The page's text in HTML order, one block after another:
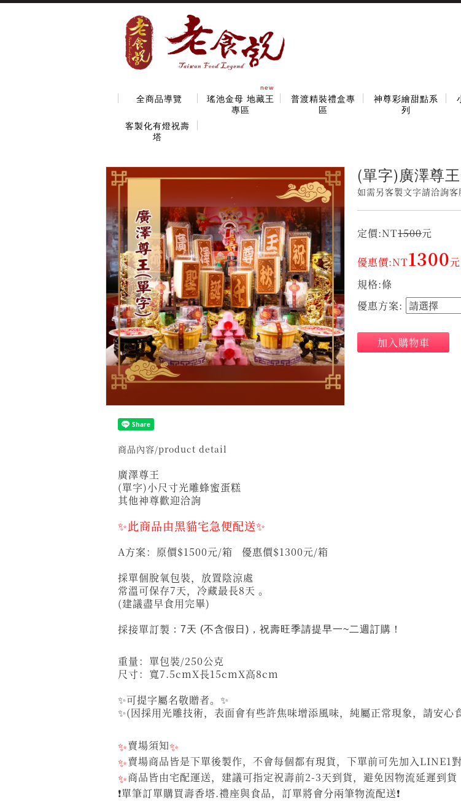
全商品導覽
new
瑤池金母 地藏王
專區
普渡精裝禮盒專
區
神尊彩繪甜點系
列
客製化有燈祝壽
塔
(單字)廣澤尊
如需另客製文字請洽詢客
定價:NT1500元
優惠價:NT1300元
規格:條
優惠方案:
加入購物車
商品內容/product detail
廣澤尊王
(單字)小尺寸光雕蜂蜜蛋糕
其他神尊歡迎洽詢
✨此商品由黑貓宅急便配送✨
A方案：原價$1500元/箱 優惠價$1300元/箱
採單個脫氧包裝，放置陰涼處
常溫可保存7天，冷藏最長8天 。
(建議盡早食用完畢)
採接單訂製 ：7天 (不含假日)，祝壽旺季請提早一~二週訂購！
重量：單包裝/250公克
尺寸：寬7.5cmX長15cmX高8cm
✨可提字屬名敬贈者。✨
✨(因採用光雕技術，表面會有些許焦味增添風味，純屬正常現象，請安心
✨賣場須知✨
✨賣場商品皆是下單後製作，不會每個都有現貨，下單前可先加入LINE1
✨商品皆由宅配運送，建議可指定祝壽前2-3天到貨，避免因物流延遲到貨
❗單筆訂單購買壽香塔.禮座與食品，訂單將會分兩筆物流配送❗